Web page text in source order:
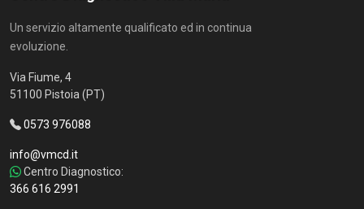
Un servizio altamente qualificato ed in continua
evoluzione.
Via Fiume, 4
51100 Pistoia (PT)
0573 976088
info@vmcd.it
Centro Diagnostico:
366 616 2991